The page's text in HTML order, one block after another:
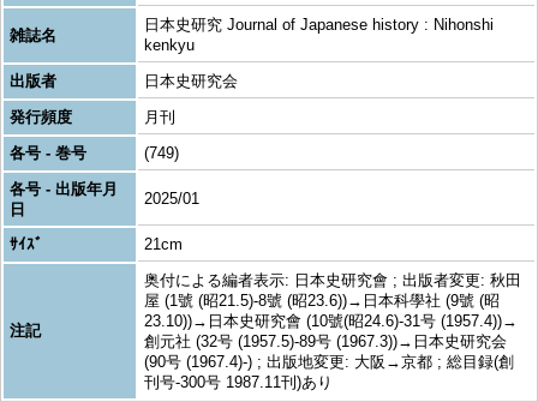
雑誌名
日本史研究 Journal of Japanese history : Nihonshi
kenkyu
出版者
日本史研究会
発行頻度
月刊
各号 - 巻号
(749)
各号 - 出版年月
日
2025/01
ｻｲｽﾞ 21cm
注記
奥付による編者表示: 日本史研究會 ; 出版者変更: 秋田
屋 (1號 (昭21.5)-8號 (昭23.6))→日本科學社 (9號 (昭
23.10))→日本史研究會 (10號(昭24.6)-31号 (1957.4))→
創元社 (32号 (1957.5)-89号 (1967.3))→日本史研究会
(90号 (1967.4)-) ; 出版地変更: 大阪→京都 ; 総目録(創
刊号-300号 1987.11刊)あり